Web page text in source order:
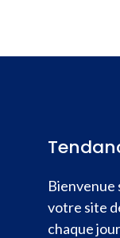
Bienvenue
votre site
chaque